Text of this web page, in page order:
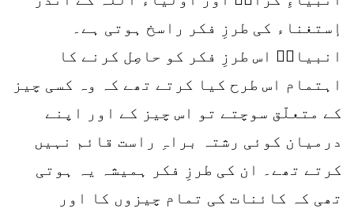
إستغناء کی طرزِ فکر راسخ ہوتی ہے۔
انبیاءؑ اس طرزِ فکر کو حاصِل کرنے کا
اہتمام اس طرح کیا کرتے تھے کہ وہ کسی چیز
کے متعلّق سوچتے تو اس چیز کے اور اپنے
درمیان کوئی رشتہ براہِ راست قائم نہیں
کرتے تھے۔ ان کی طرزِ فکر ہمیشہ یہ ہوتی
تھی کہ کائنات کی تمام چیزوں کا اور